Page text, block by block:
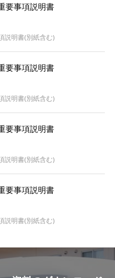
要事項説明書
説明書(別紙含む)
要事項説明書
説明書(別紙含む)
要事項説明書
説明書(別紙含む)
要事項説明書
説明書(別紙含む)